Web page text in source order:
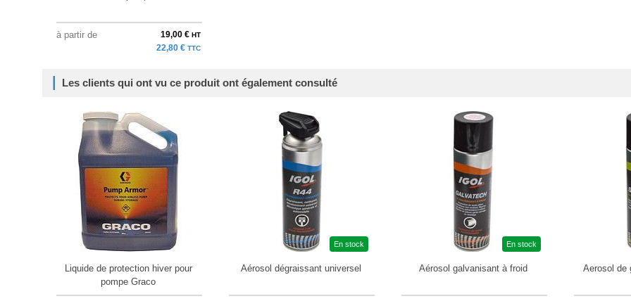
à partir de 19,00 € HT
22,80 € TTC
Les clients qui ont vu ce produit ont également consulté
Liquide de protection hiver pour
pompe Graco
En stock
Aérosol dégraissant universel
En stock
Aérosol galvanisant à froid Aerosol de